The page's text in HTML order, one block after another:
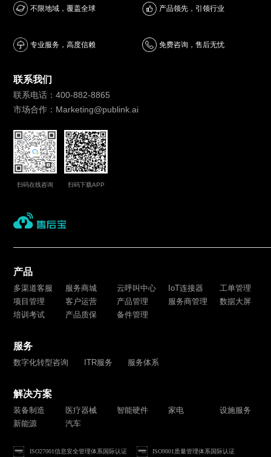
不限地域，覆盖全球 产品领先，引领行业
专业服务，高度信赖 免费咨询，售后无忧
联系我们
联系电话：400-882-8865
市场合作：Marketing@publink.ai
扫码在线咨询 扫码下载APP
产品
多渠道客服 服务商城 云呼叫中心 IoT连接器
工单管理
项目管理
客户运营 产品管理 服务商管理
数据大屏
培训考试
产品质保 备件管理
服务
数字化转型咨询 ITR服务 服务体系
解决方案
装备制造 医疗器械 智能硬件 家电
设施服务
新能源
汽车
ISO27001信息安全管理体系国际认证 ISO9001质量管理体系国际认证